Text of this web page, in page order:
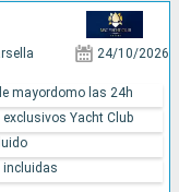
24/10/2026
mayordomo las 24h
exclusivos Yacht Club
incluidas